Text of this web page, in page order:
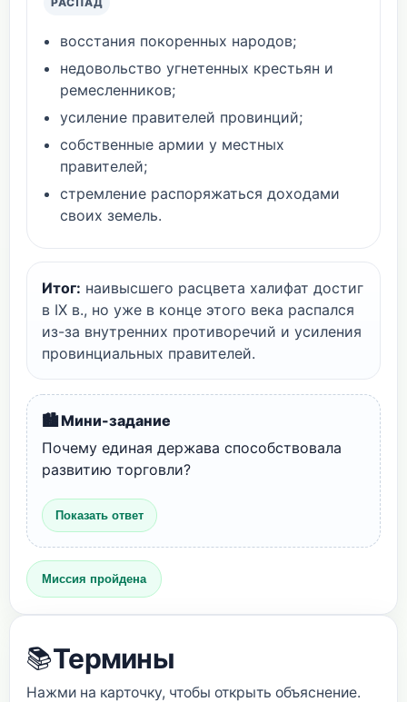
восстания покоренных народов;
недовольство угнетенных крестьян и
ремесленников;
усиление правителей провинций;
собственные армии у местных
правителей;
стремление распоряжаться доходами
своих земель.
Итог: наивысшего расцвета халифат достиг
в IX в., но уже в конце этого века распался
из-за внутренних противоречий и усиления
провинциальных правителей.
🏙️ Мини-задание
Почему единая держава способствовала
развитию торговли?
Показать ответ
Миссия пройдена
📚Термины
Нажми на карточку, чтобы открыть объяснение.